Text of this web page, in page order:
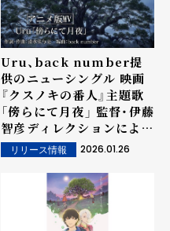
Uru、back number提
供のニューシングル 映画
『クスノキの番人』主題歌
「傍らにて月夜」 監督・伊藤
智彦ディレクションによる
アニメ版MVを解禁！
リリース情報 2026.01.26